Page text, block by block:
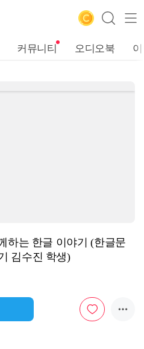
커뮤니티 오디오북
하는 한글 이야기 (한글문
김수진 학생)